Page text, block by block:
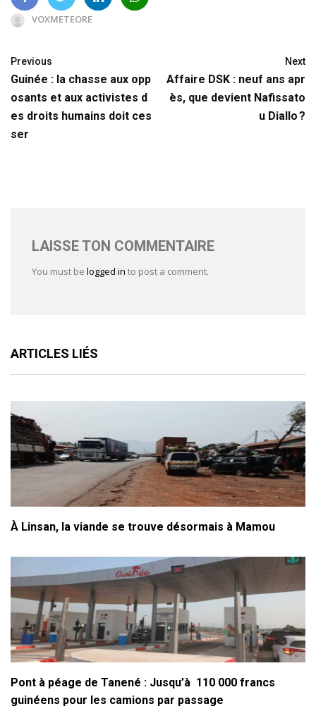
VOXMETEORE
Previous
Guinée : la chasse aux opp
osants et aux activistes d
es droits humains doit ces
ser
Next
Affaire DSK : neuf ans apr
ès, que devient Nafissato
u Diallo ?
LAISSE TON COMMENTAIRE
You must be logged in to post a comment.
ARTICLES LIÉS
À Linsan, la viande se trouve désormais à Mamou
Pont à péage de Tanené : Jusqu’à 110 000 francs
guinéens pour les camions par passage